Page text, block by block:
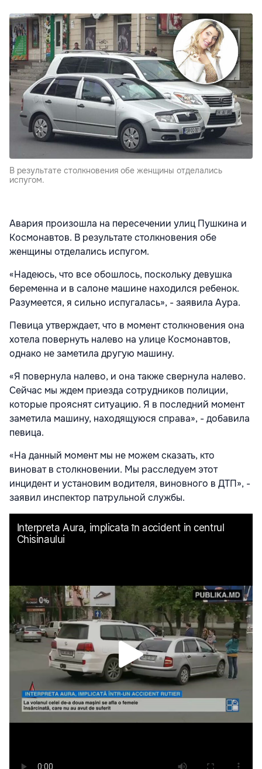
В результате столкновения обе женщины отделались
испугом.
Авария произошла на пересечении улиц Пушкина и
Космонавтов. В результате столкновения обе
женщины отделались испугом.
«Надеюсь, что все обошлось, поскольку девушка
беременна и в салоне машине находился ребенок.
Разумеется, я сильно испугалась», - заявила Аура.
Певица утверждает, что в момент столкновения она
хотела повернуть налево на улице Космонавтов,
однако не заметила другую машину.
«Я повернула налево, и она также свернула налево.
Сейчас мы ждем приезда сотрудников полиции,
которые прояснят ситуацию. Я в последний момент
заметила машину, находящуюся справа», - добавила
певица.
«На данный момент мы не можем сказать, кто
виноват в столкновении. Мы расследуем этот
инцидент и установим водителя, виновного в ДТП», -
заявил инспектор патрульной службы.